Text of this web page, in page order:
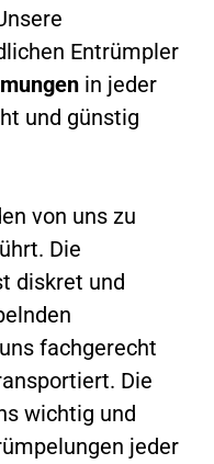
Entrümpler
in jeder
und günstig
von uns zu
Die
diskret und
fachgerecht
Die
wichtig und
jeder